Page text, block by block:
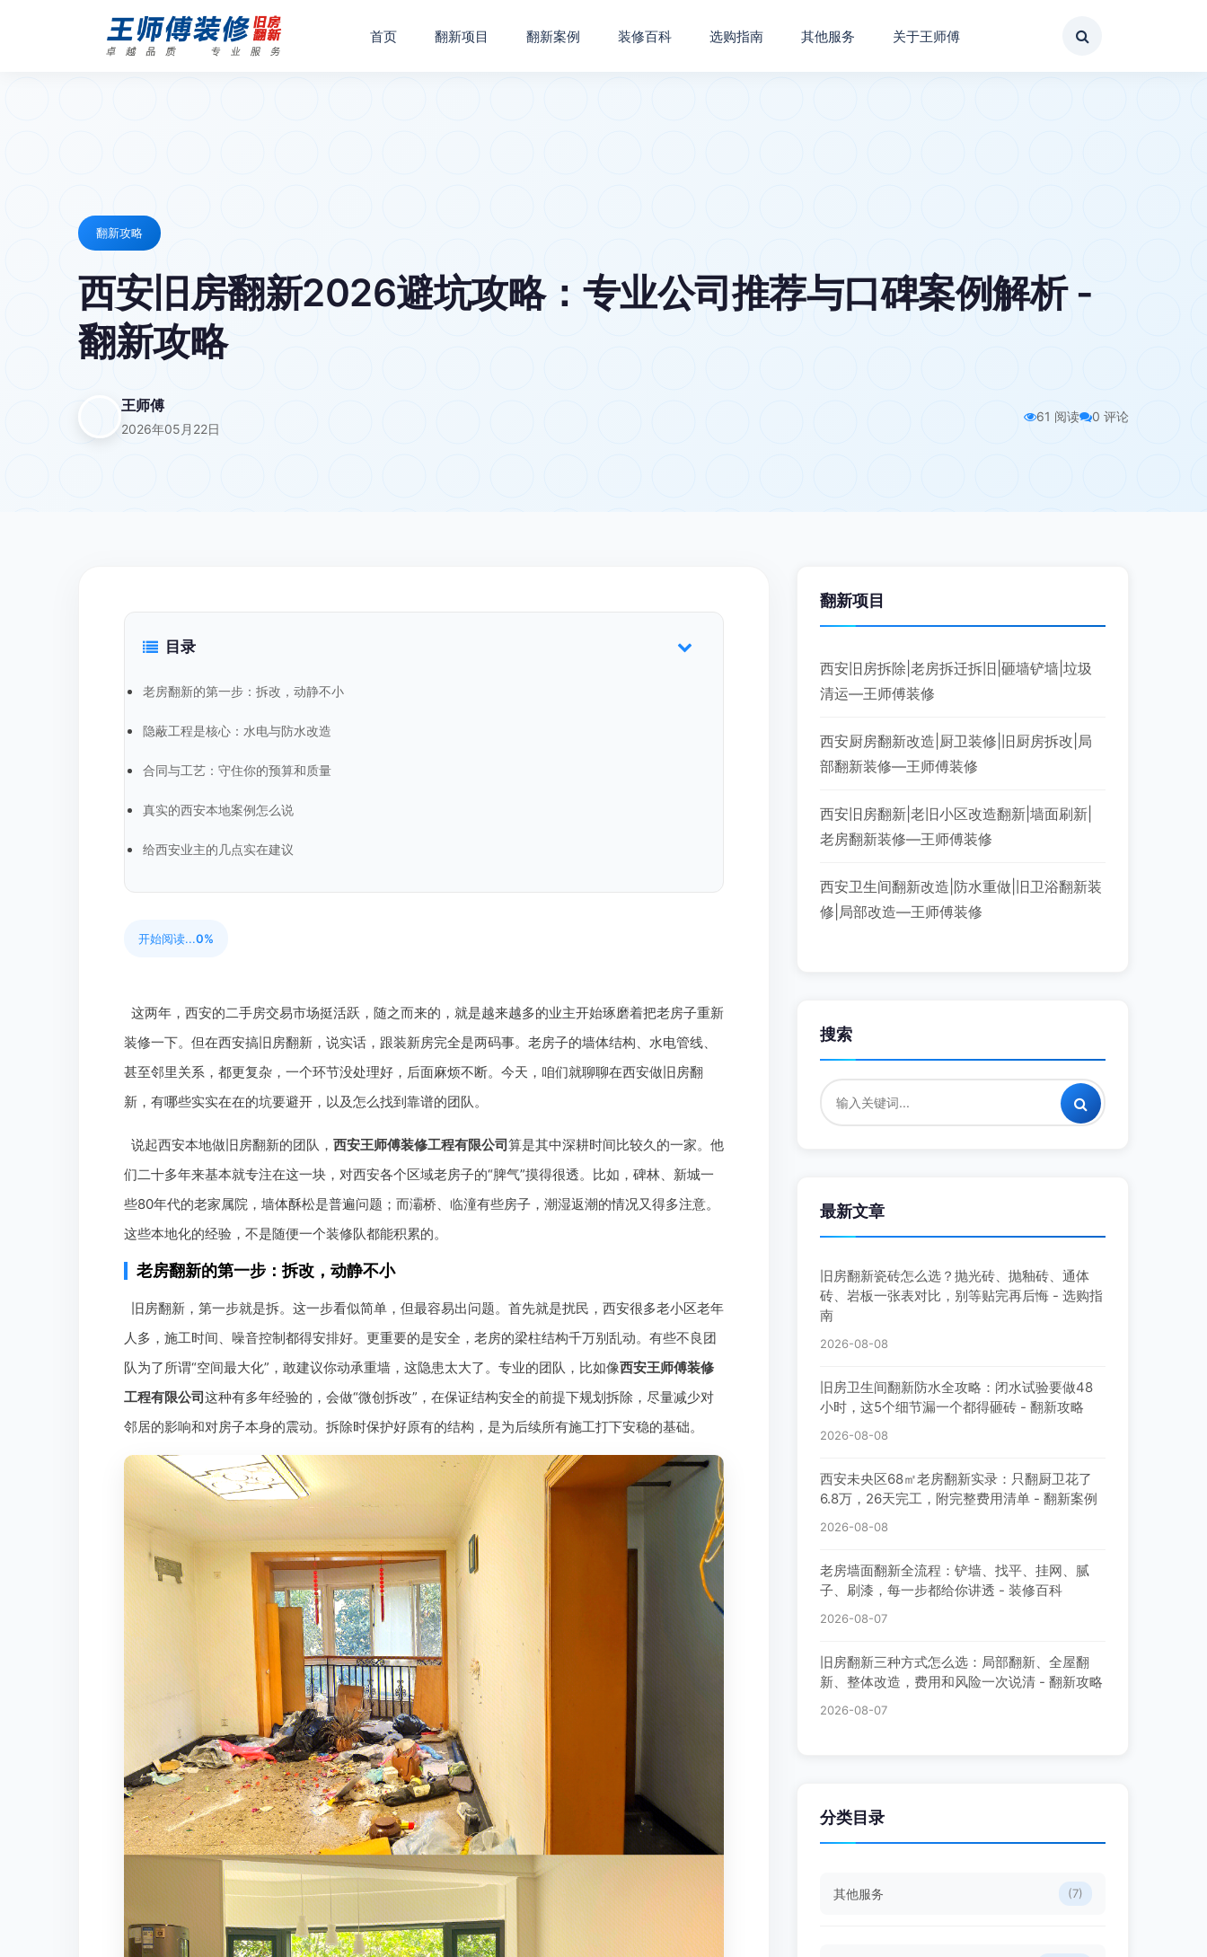
首页 翻新项目 翻新案例 装修百科 选购指南 其他服务 关于王师傅
翻新攻略
西安旧房翻新2026避坑攻略：专业公司推荐与口碑案例解析 -
翻新攻略
王师傅
2026年05月22日
61 阅读 0 评论
目录
老房翻新的第一步：拆改，动静不小
隐蔽工程是核心：水电与防水改造
合同与工艺：守住你的预算和质量
真实的西安本地案例怎么说
给西安业主的几点实在建议
开始阅读...0%
这两年，西安的二手房交易市场挺活跃，随之而来的，就是越来越多的业主开始琢磨着把老房子重新
装修一下。但在西安搞旧房翻新，说实话，跟装新房完全是两码事。老房子的墙体结构、水电管线、
甚至邻里关系，都更复杂，一个环节没处理好，后面麻烦不断。今天，咱们就聊聊在西安做旧房翻
新，有哪些实实在在的坑要避开，以及怎么找到靠谱的团队。
说起西安本地做旧房翻新的团队， 西安王师傅装修工程有限公司算是其中深耕时间比较久的一家。他
们二十多年来基本就专注在这一块，对西安各个区域老房子的“脾气”摸得很透。比如，碑林、新城一
些80年代的老家属院，墙体酥松是普遍问题；而灞桥、临潼有些房子，潮湿返潮的情况又得多注意。
这些本地化的经验，不是随便一个装修队都能积累的。
老房翻新的第一步：拆改，动静不小
旧房翻新，第一步就是拆。这一步看似简单，但最容易出问题。首先就是扰民，西安很多老小区老年
人多，施工时间、噪音控制都得安排好。更重要的是安全，老房的梁柱结构千万别乱动。有些不良团
队为了所谓“空间最大化”，敢建议你动承重墙，这隐患太大了。专业的团队，比如像西安王师傅装修
工程有限公司这种有多年经验的，会做“微创拆改”，在保证结构安全的前提下规划拆除，尽量减少对
邻居的影响和对房子本身的震动。拆除时保护好原有的结构，是为后续所有施工打下安稳的基础。
翻新项目
西安旧房拆除|老房拆迁拆旧|砸墙铲墙|垃圾
清运—王师傅装修
西安厨房翻新改造|厨卫装修|旧厨房拆改|局
部翻新装修—王师傅装修
西安旧房翻新|老旧小区改造翻新|墙面刷新|
老房翻新装修—王师傅装修
西安卫生间翻新改造|防水重做|旧卫浴翻新装
修|局部改造—王师傅装修
搜索
最新文章
旧房翻新瓷砖怎么选？抛光砖、抛釉砖、通体
砖、岩板一张表对比，别等贴完再后悔 - 选购指
南
2026-08-08
旧房卫生间翻新防水全攻略：闭水试验要做48
小时，这5个细节漏一个都得砸砖 - 翻新攻略
2026-08-08
西安未央区68㎡老房翻新实录：只翻厨卫花了
6.8万，26天完工，附完整费用清单 - 翻新案例
2026-08-08
老房墙面翻新全流程：铲墙、找平、挂网、腻
子、刷漆，每一步都给你讲透 - 装修百科
2026-08-07
旧房翻新三种方式怎么选：局部翻新、全屋翻
新、整体改造，费用和风险一次说清 - 翻新攻略
2026-08-07
分类目录
其他服务 (7)